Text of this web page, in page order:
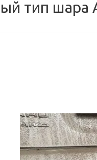
тип шара